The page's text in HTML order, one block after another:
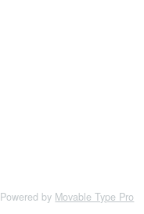
Powered by Movable Type Pro